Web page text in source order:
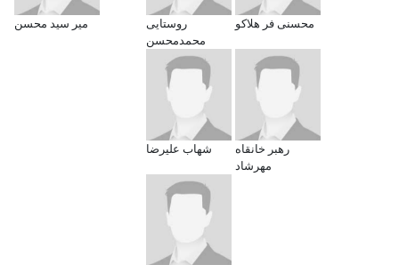
میر سید محسن
روستایی
محمدمحسن
محسنی فر هلاکو
شهاب علیرضا
رهبر خانقاه
مهرشاد